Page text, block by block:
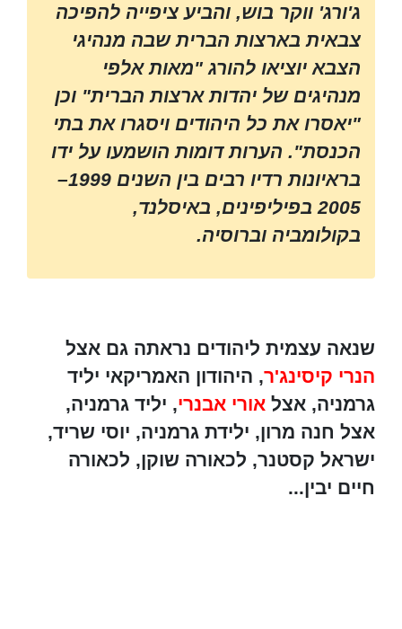
ג'ורג' ווקר בוש, והביע ציפייה להפיכה
צבאית בארצות הברית שבה מנהיגי
הצבא יוציאו להורג "מאות אלפי
מנהיגים של יהדות ארצות הברית" וכן
"יאסרו את כל היהודים ויסגרו את בתי
הכנסת". הערות דומות הושמעו על ידו
בראיונות רדיו רבים בין השנים 1999–
2005 בפיליפינים, באיסלנד,
בקולומביה וברוסיה.
שנאה עצמית ליהודים נראתה גם אצל
הנרי קיסינג'ר, היהודון האמריקאי יליד
גרמניה, אצל אורי אבנרי, יליד גרמניה,
אצל חנה מרון, ילידת גרמניה, יוסי שריד,
ישראל קסטנר, לכאורה שוקן, לכאורה
חיים יבין...